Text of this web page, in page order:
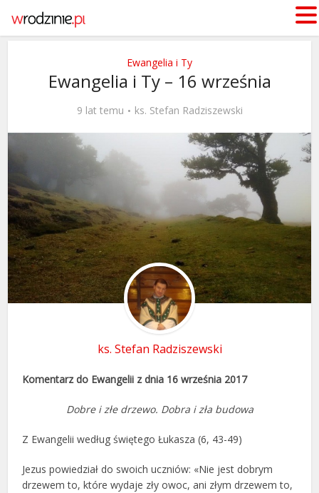
Ewangelia i Ty
Ewangelia i Ty – 16 września
9 lat temu ks. Stefan Radziszewski
ks. Stefan Radziszewski
Komentarz do Ewangelii z dnia 16 września 2017
Dobre i złe drzewo. Dobra i zła budowa
Z Ewangelii według świętego Łukasza (6, 43-49)
Jezus powiedział do swoich uczniów: «Nie jest dobrym
drzewem to, które wydaje zły owoc, ani złym drzewem to,